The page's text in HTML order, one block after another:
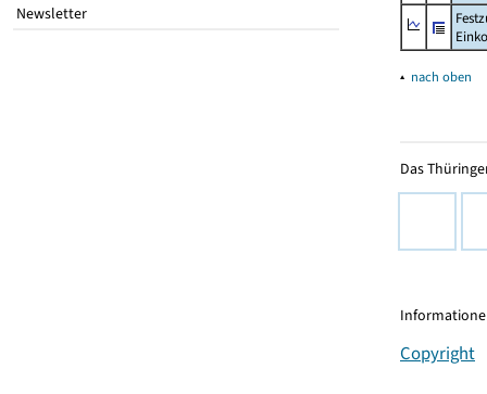
Newsletter
▴ nach oben
Das
Copyright